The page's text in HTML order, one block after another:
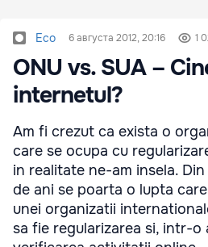
Eco 6 августа 2012, 20:16 1
ONU vs. SUA –
internetul?
Am fi crezut ca exista o
care se ocupa cu
in realitate ne-am insela.
de ani se poarta o lupta
unei organizatii
sa fie regularizarea si, intr-o